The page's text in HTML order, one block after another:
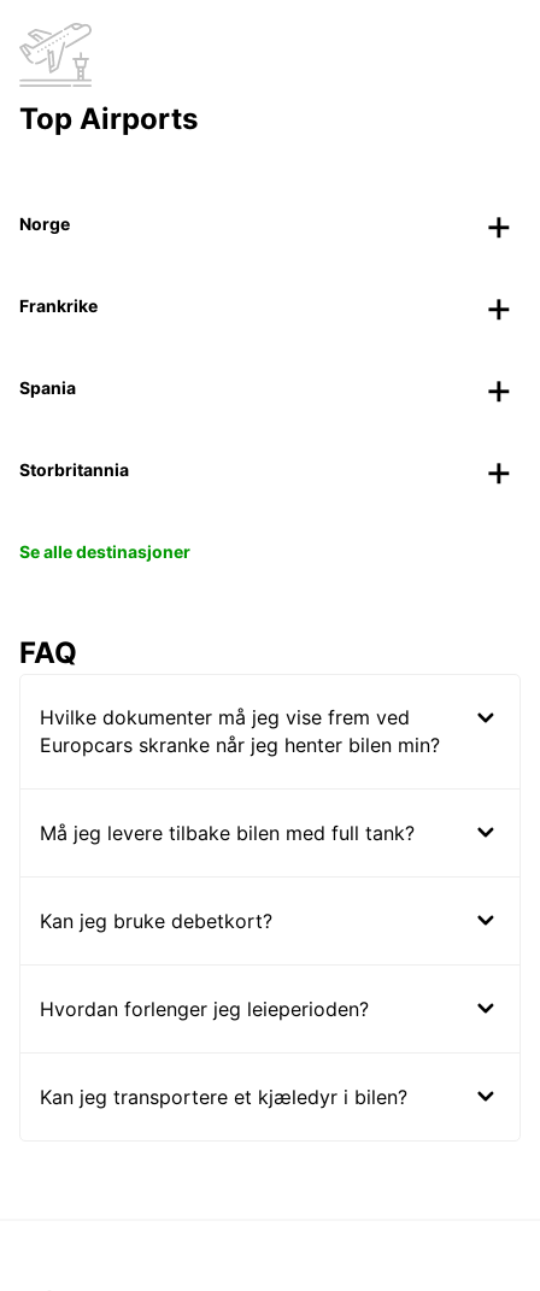
Top Airports
Norge
Frankrike
Spania
Storbritannia
Se alle destinasjoner
FAQ
Hvilke dokumenter må jeg vise frem ved
Europcars skranke når jeg henter bilen min?
Må jeg levere tilbake bilen med full tank?
Kan jeg bruke debetkort?
Hvordan forlenger jeg leieperioden?
Kan jeg transportere et kjæledyr i bilen?